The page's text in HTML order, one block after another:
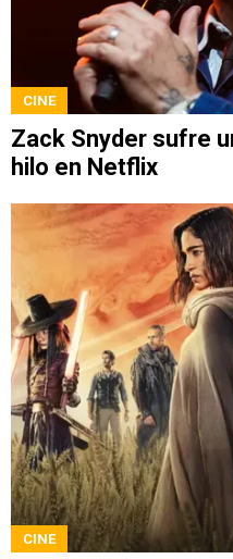
CINE
Zack Snyder sufre
hilo en Netflix
CINE